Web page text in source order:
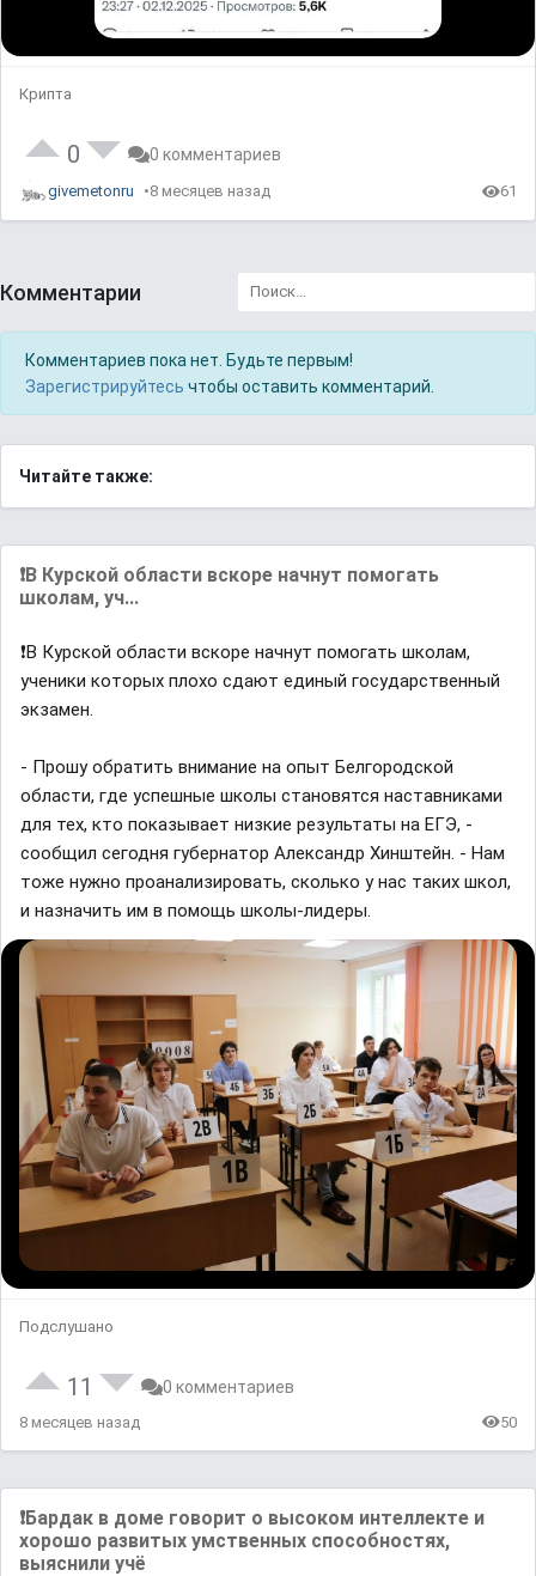
Крипта
0 0 комментариев
givemetonru 8 месяцев назад 61
Комментарии
Комментариев пока нет. Будьте первым!
Зарегистрируйтесь чтобы оставить комментарий.
Читайте также:
❗️В Курской области вскоре начнут помогать
школам, уч...
❗️В Курской области вскоре начнут помогать школам,
ученики которых плохо сдают единый государственный
экзамен.
- Прошу обратить внимание на опыт Белгородской
области, где успешные школы становятся наставниками
для тех, кто показывает низкие результаты на ЕГЭ, -
сообщил сегодня губернатор Александр Хинштейн. - Нам
тоже нужно проанализировать, сколько у нас таких школ,
и назначить им в помощь школы-лидеры.
Подслушано
11 0 комментариев
8 месяцев назад 50
❗️Бардак в доме говорит о высоком интеллекте и
хорошо развитых умственных способностях,
выяснили учё